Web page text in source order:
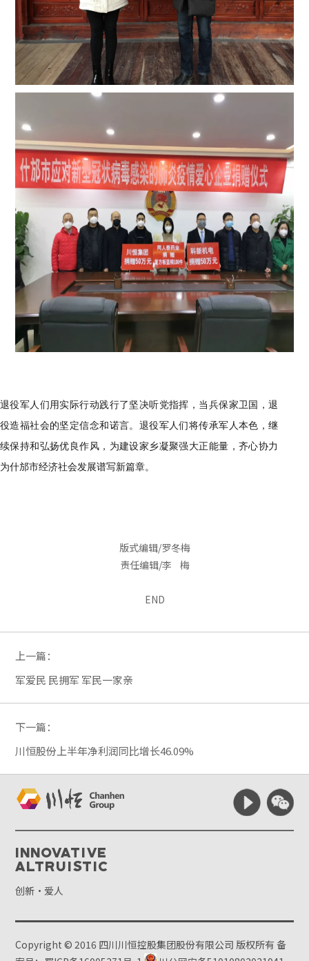
退役军人们用实际行动践行了坚决听党指挥，当兵保家卫国 ，退
役造福社会的坚定信念和诺言。 退役军人们将传承军人本色，继
续保持和弘扬优良作风，为建设家乡凝聚强大正能量，齐心协力
为什邡市经济社会发展谱写新篇章。
版式编辑/罗冬梅
责任编辑/李 梅
END
上一篇：
军爱民 民拥军 军民一家亲
下一篇：
川恒股份上半年净利润同比增长46.09%
Innovative
Altruistic
创新·爱人
Copyright © 2016 四川川恒控股集团股份有限公司 版权所有备